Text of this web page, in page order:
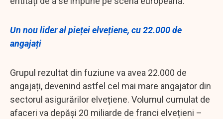
Un nou lider al pieței elvețiene, cu 22.000 de
angajați
Grupul rezultat din fuziune va avea 22.000 de
angajați, devenind astfel cel mai mare angajator din
sectorul asigurărilor elvețiene. Volumul cumulat de
afaceri va depăși 20 miliarde de franci elvețieni –